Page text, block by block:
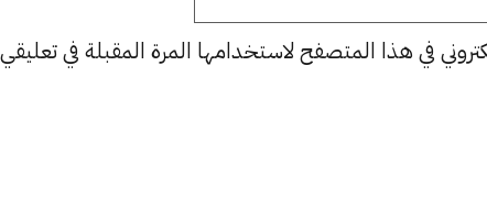
في هذا المتصفح لاستخدامها المرة المقبلة في